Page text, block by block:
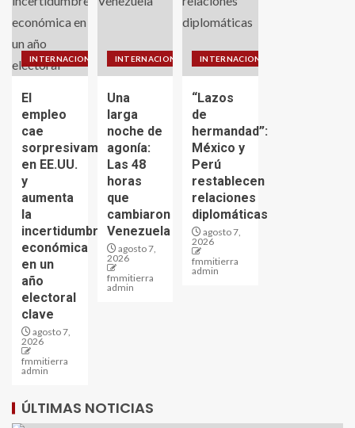
INTERNACIONALES
El
empleo
cae
sorpresivamente
en EE.UU.
y
aumenta
la
incertidumbre
económica
en un
año
electoral
clave
agosto 7,
2026
fmmitierra
admin
INTERNACIONALES
Una
larga
noche de
agonía:
Las 48
horas
que
cambiaron
Venezuela
agosto 7,
2026
fmmitierra
admin
INTERNACIONALES
“Lazos
de
hermandad”:
México y
Perú
restablecen
relaciones
diplomáticas
agosto 7,
2026
fmmitierra
admin
ÚLTIMAS NOTICIAS